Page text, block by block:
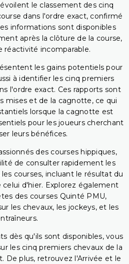
le classement des cinq
dans l'ordre exact, confirmé
informations sont disponibles
après la clôture de la course,
réactivité incomparable.
les gains potentiels pour
à identifier les cinq premiers
l'ordre exact. Ces rapports sont
mises et de la cagnotte, ce qui
lorsque la cagnotte est
pour les joueurs cherchant
leurs bénéfices.
des courses hippiques,
de consulter rapidement les
courses, incluant le résultat du
celui d'hier. Explorez également
des courses Quinté PMU,
les chevaux, les jockeys, et les
dès qu'ils sont disponibles, vous
les cinq premiers chevaux de la
De plus, retrouvez l'Arrivée et le